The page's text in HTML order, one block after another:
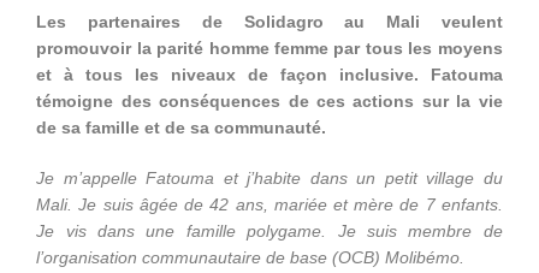
Les partenaires de Solidagro au Mali veulent
promouvoir la parité homme femme par tous les moyens
et à tous les niveaux de façon inclusive. Fatouma
témoigne des conséquences de ces actions sur la vie
de sa famille et de sa communauté.
Je m’appelle Fatouma et j’habite dans un petit village du
Mali. Je suis âgée de 42 ans, mariée et mère de 7 enfants.
Je vis dans une famille polygame. Je suis membre de
l’organisation communautaire de base (OCB) Molibémo.